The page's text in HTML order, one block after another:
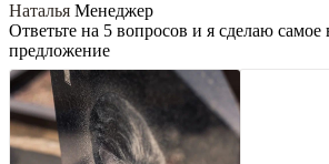
Наталья Менеджер
Ответьте на 5 вопросов и я сделаю самое
предложение